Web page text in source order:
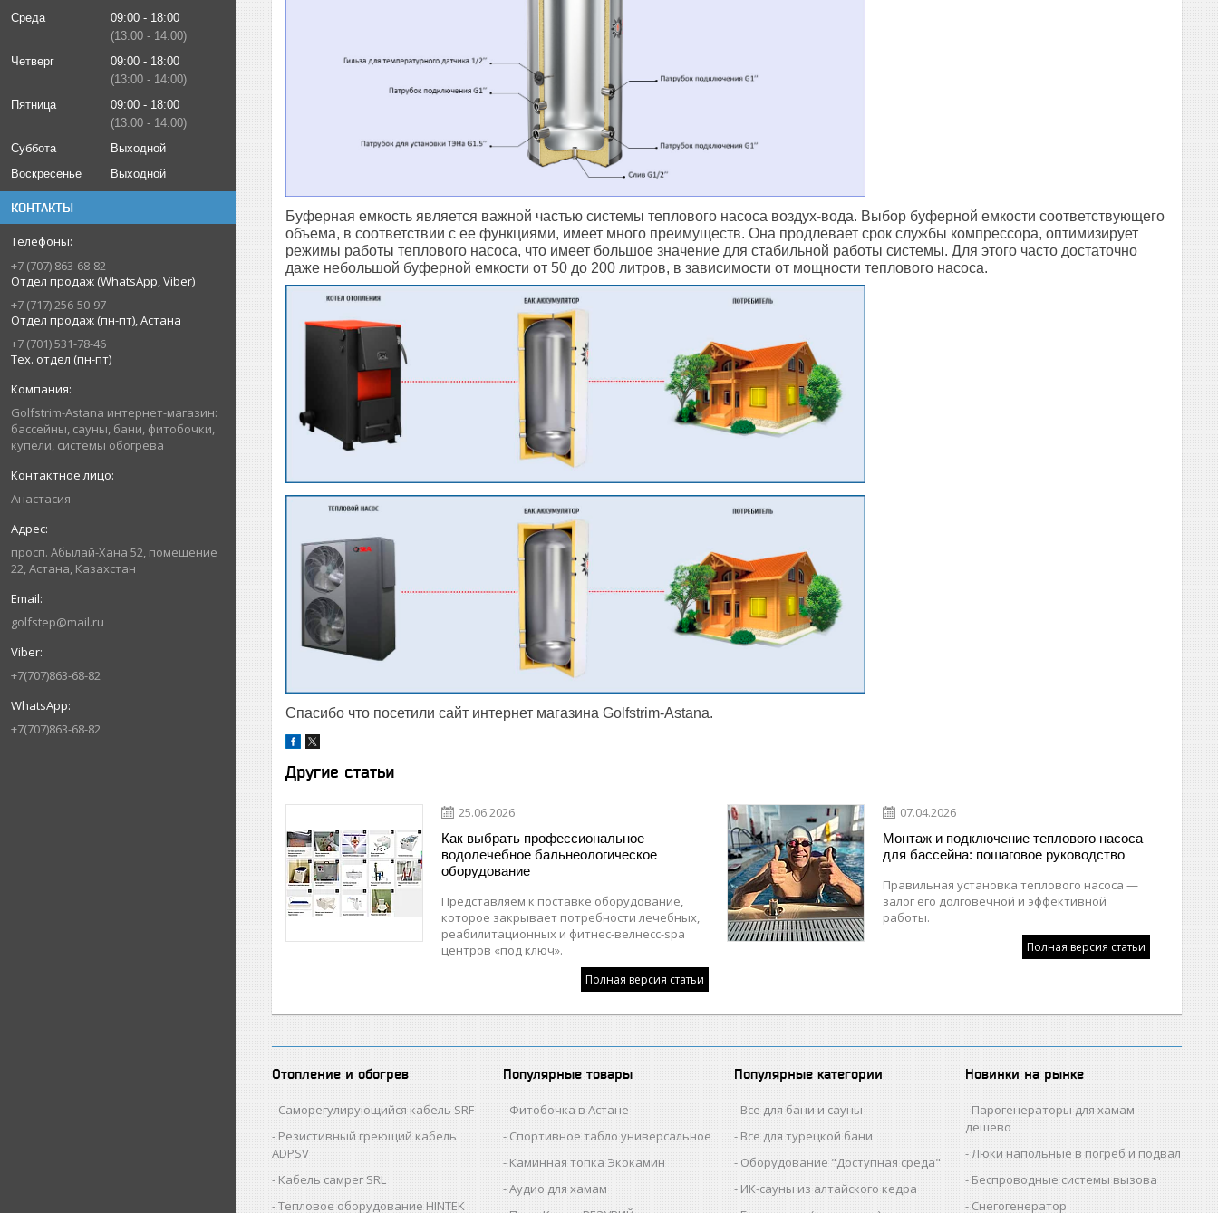
Среда
09:00
18:00
13:00
14:00
Четверг
09:00
18:00
13:00
14:00
Пятница
09:00
18:00
13:00
14:00
Суббота
Выходной
Воскресенье
Выходной
КОНТАКТЫ
+7 (707) 863-68-82
Отдел продаж (WhatsApp, Viber)
+7 (717) 256-50-97
Отдел продаж (пн-пт), Астана
+7 (701) 531-78-46
Тех. отдел (пн-пт)
Golfstrim-Astana интернет-магазин:
бассейны, сауны, бани, фитобочки,
купели, системы обогрева
Анастасия
просп. Абылай-Хана 52, помещение
22, Астана, Казахстан
golfstep@mail.ru
+7(707)863-68-82
+7(707)863-68-82
Буферная емкость является важной частью системы теплового насоса воздух-вода. Выбор буферной емкости соответствующего
объема, в соответствии с ее функциями, имеет много преимуществ. Она продлевает срок службы компрессора, оптимизирует
режимы работы теплового насоса, что имеет большое значение для стабильной работы системы. Для этого часто достаточно
даже небольшой буферной емкости от 50 до 200 литров, в зависимости от мощности теплового насоса.
Спасибо что посетили сайт интернет магазина Golfstrim-Astana.
Другие статьи
25.06.2026
Как выбрать профессиональное
водолечебное бальнеологическое
оборудование
Представляем к поставке оборудование,
которое закрывает потребности лечебных,
реабилитационных и фитнес-велнесс-spa
центров «под ключ».
Полная версия статьи
07.04.2026
Монтаж и подключение теплового насоса
для бассейна: пошаговое руководство
Правильная установка теплового насоса —
залог его долговечной и эффективной
работы.
Полная версия статьи
Отопление и обогрев
Саморегулирующийся кабель SRF
Резистивный греющий кабель
ADPSV
Кабель самрег SRL
Тепловое оборудование HINTEK
Популярные товары
Фитобочка в Астане
Спортивное табло универсальное
Каминная топка Экокамин
Аудио для хамам
Популярные категории
Все для бани и сауны
Все для турецкой бани
Оборудование "Доступная среда"
ИК-сауны из алтайского кедра
Новинки на рынке
Парогенераторы для хамам
дешево
Люки напольные в погреб и подвал
Беспроводные системы вызова
Снегогенератор